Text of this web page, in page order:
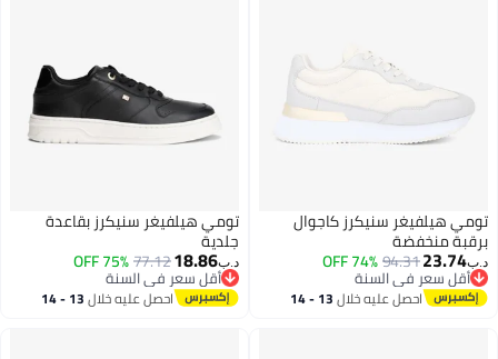
3
تومي هيلفيغر سنيكرز كاجوال
برقبة منخفضة
د.ب‏23.74
94.31
74% OFF
أقل سعر في السنة
أقل سعر في السنة
احصل عليه خلال 13 - 14
4
تومي هيلفيغر سنيكرز بقاعدة
جلدية
د.ب‏18.86
77.12
75% OFF
أقل سعر في السنة
أقل سعر في السنة
احصل عليه خلال 13 - 14